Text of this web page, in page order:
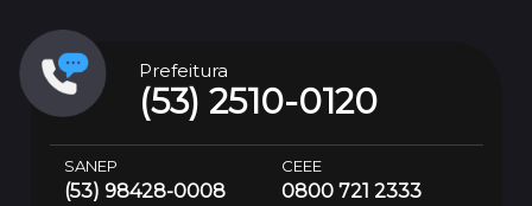
Prefeitura
(53) 2510-0120
SANEP
(53) 98428-0008
CEEE
0800 721 2333